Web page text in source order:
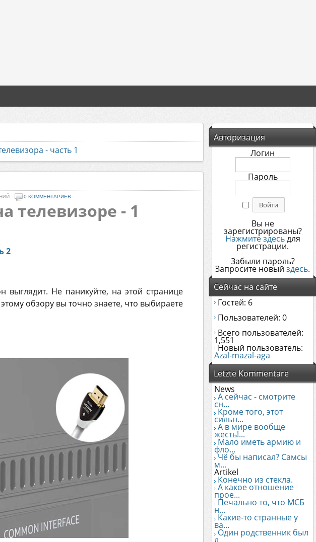
Авторизация
Логин
Пароль
Вы не
зарегистрированы?
Нажмите здесьдля
регистрации.
Забыли пароль?
Запросите новый здесь.
Сейчас на сайте
Гостей: 6
Пользователей: 0
Всего пользователей:
1,551
Новый пользователь:
Azal-mazal-aga
Letzte Kommentare
News
А сейчас - смотрите
сн...
Кроме того, этот
сильн...
А в мире вообще
жесть!...
Мало иметь армию и
фло...
Чё бы написал? Самсы
м...
Artikel
Конечно из стекла.
А какое отношение
прое...
Печально то, что МСБ
н...
Какие-то странные у
ва...
Один родственник был
- часть 1
0 КОММЕНТАРИЕВ
телевизоре - 1
2
Не паникуйте, на этой странице
обзору вы точно знаете, что выбираете